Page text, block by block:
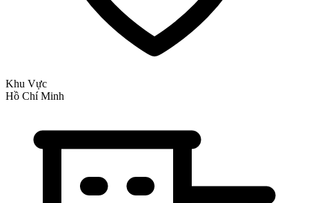
Khu Vực
Hồ Chí Minh